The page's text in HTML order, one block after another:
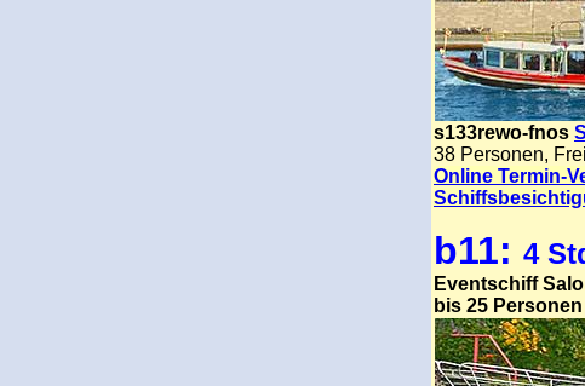
s133rewo-fnos
38 Personen,
Online Termin-
b11: 4
Eventschiff
bis 25